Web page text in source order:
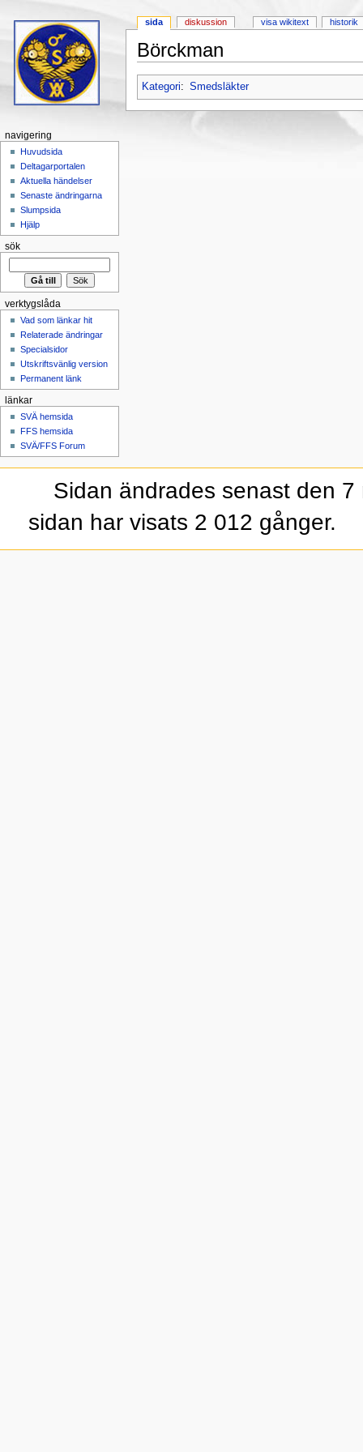
Börckman
Kategori: Smedsläkter
sida diskussion visa wikitext historik
navigering
Huvudsida
Deltagarportalen
Aktuella händelser
Senaste ändringarna
Slumpsida
Hjälp
sök
verktygslåda
Vad som länkar hit
Relaterade ändringar
Specialsidor
Utskriftsvänlig version
Permanent länk
länkar
SVÄ hemsida
FFS hemsida
SVÄ/FFS Forum
Sidan ändrades senast den
sidan har visats 2 012 gånger.